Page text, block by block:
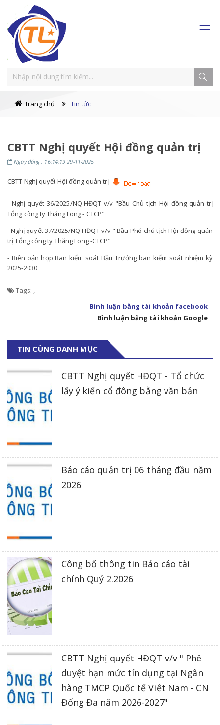
Trang chủ Tin tức
CBTT Nghị quyết Hội đồng quản trị
Ngày đăng : 16:14:19 29-11-2025
CBTT Nghị quyết Hội đồng quản trị
- Nghị quyết 36/2025/NQ-HĐQT v/v "Bầu Chủ tịch Hội đồng quản trị
Tổng công ty Thăng Long - CTCP"
- Nghị quyết 37/2025/NQ-HĐQT v/v " Bầu Phó chủ tịch Hội đồng quản
trị Tổng công ty Thăng Long -CTCP"
- Biên bản họp Ban kiểm soát Bầu Trưởng ban kiểm soát nhiệm kỳ
2025-2030
Tags: ,
Bình luận bằng tài khoản facebook
Bình luận bằng tài khoản Google
TIN CÙNG DANH MỤC
CBTT Nghị quyết HĐQT - Tổ chức
lấy ý kiến cổ đông bằng văn bản
Báo cáo quản trị 06 tháng đầu năm
2026
Công bố thông tin Báo cáo tài
chính Quý 2.2026
CBTT Nghị quyết HĐQT v/v " Phê
duyệt hạn mức tín dụng tại Ngân
hàng TMCP Quốc tế Việt Nam - CN
Đống Đa năm 2026-2027"